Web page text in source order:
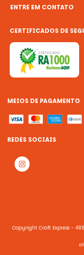
ENTRE EM CONTATO
CERTIFICADOS DE
MEIOS DE PAGAMENTO
REDES SOCIAIS
Copyright Craft Express -